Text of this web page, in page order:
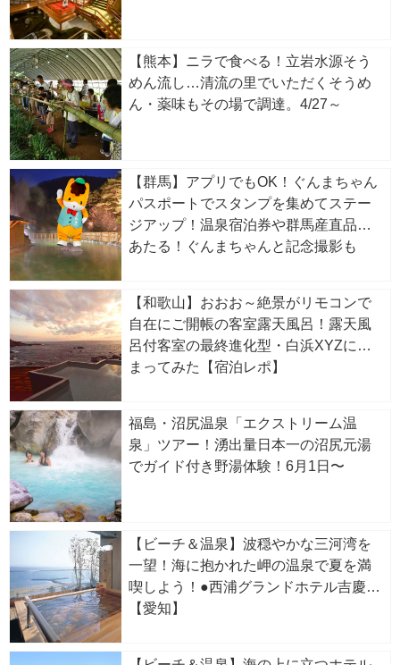
【熊本】ニラで食べる！立岩水源そう
めん流し…清流の里でいただくそうめ
ん・薬味もその場で調達。4/27～
【群馬】アプリでもOK！ぐんまちゃん
パスポートでスタンプを集めてステー
ジアップ！温泉宿泊券や群馬産直品が
あたる！ぐんまちゃんと記念撮影も
【和歌山】おおお～絶景がリモコンで
自在にご開帳の客室露天風呂！露天風
呂付客室の最終進化型・白浜XYZに泊
まってみた【宿泊レポ】
福島・沼尻温泉「エクストリーム温
泉」ツアー！湧出量日本一の沼尻元湯
でガイド付き野湯体験！6月1日〜
【ビーチ＆温泉】波穏やかな三河湾を
一望！海に抱かれた岬の温泉で夏を満
喫しよう！●西浦グランドホテル吉慶
【愛知】